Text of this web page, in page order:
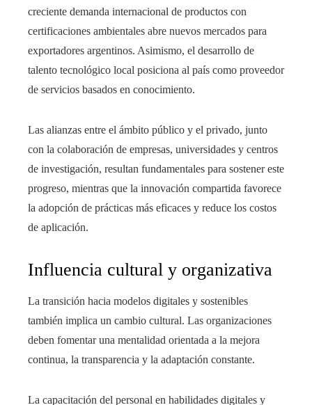
creciente demanda internacional de productos con
certificaciones ambientales abre nuevos mercados para
exportadores argentinos. Asimismo, el desarrollo de
talento tecnológico local posiciona al país como proveedor
de servicios basados en conocimiento.
Las alianzas entre el ámbito público y el privado, junto
con la colaboración de empresas, universidades y centros
de investigación, resultan fundamentales para sostener este
progreso, mientras que la innovación compartida favorece
la adopción de prácticas más eficaces y reduce los costos
de aplicación.
Influencia cultural y organizativa
La transición hacia modelos digitales y sostenibles
también implica un cambio cultural. Las organizaciones
deben fomentar una mentalidad orientada a la mejora
continua, la transparencia y la adaptación constante.
La capacitación del personal en habilidades digitales y